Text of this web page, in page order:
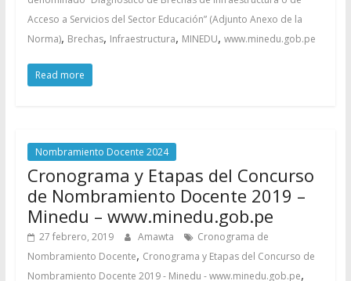
Acceso a Servicios del Sector Educación” (Adjunto Anexo de la
Norma), Brechas, Infraestructura, MINEDU, www.minedu.gob.pe
Read more
Nombramiento Docente 2024
Cronograma y Etapas del Concurso
de Nombramiento Docente 2019 –
Minedu – www.minedu.gob.pe
27 febrero, 2019 Amawta
Cronograma de
Nombramiento Docente, Cronograma y Etapas del Concurso de
Nombramiento Docente 2019 - Minedu - www.minedu.gob.pe,